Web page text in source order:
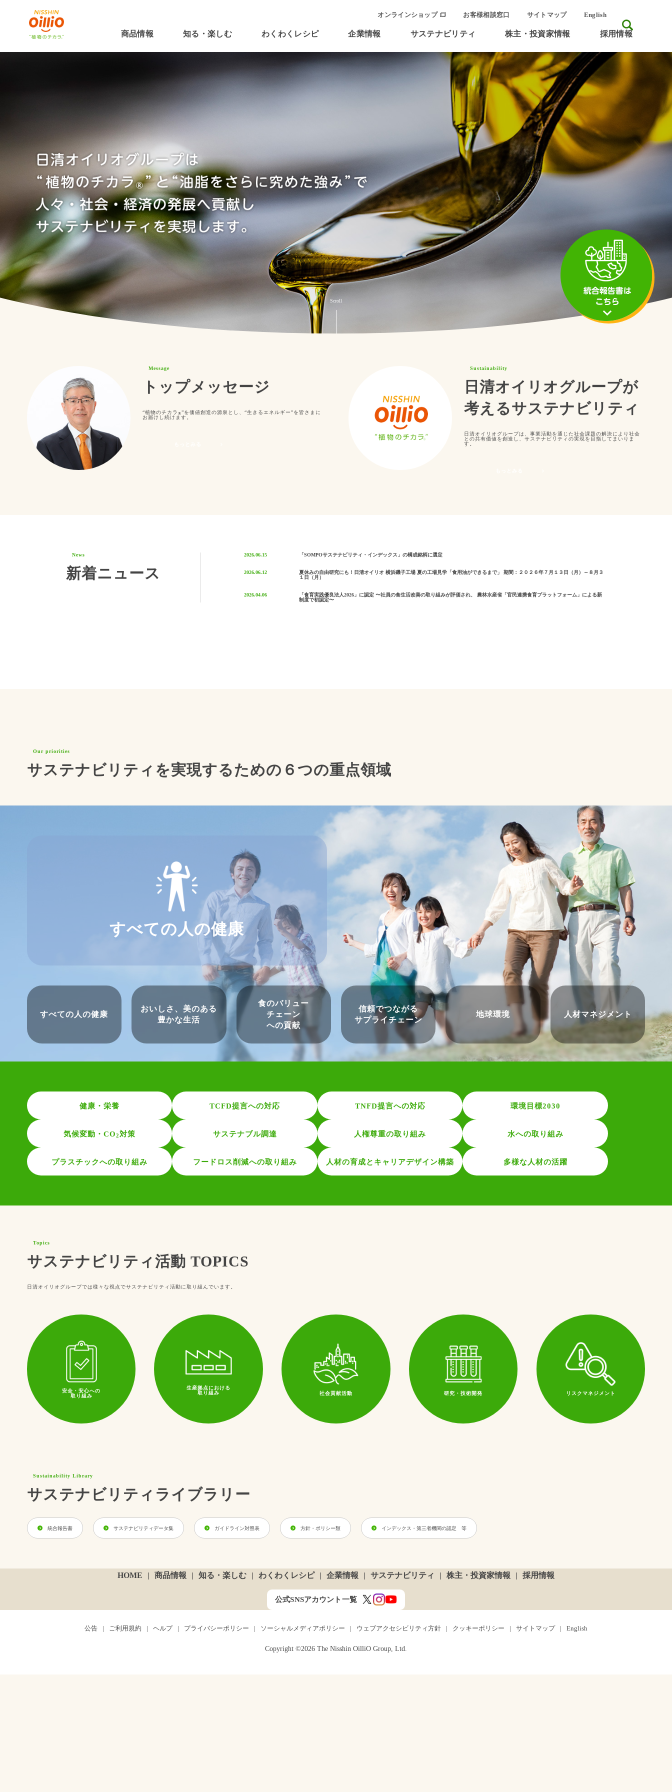
商品情報 知る・楽しむ わくわくレシピ 企業情報 サステナビリティ 株主・投資家情報 採用情報
オンラインショップ お客様相談窓口 サイトマップ English
ト
内
検
Message
トップメッセージ
“植物のチカラ®︎”を価値創造の源泉とし、“生きるエネルギー”を皆さまに
お届けし続けます。
Sustainability
日清オイリオグループが
考えるサステナビリティ
日清オイリオグループは、事業活動を通じた社会課題の解決により社会
との共有価値を創造し、サステナビリティの実現を目指してまいりま
す。
News
新着ニュース
2026.06.15 「SOMPOサステナビリティ・インデックス」の構成銘柄に選定
2026.06.12
夏休みの自由研究にも！日清オイリオ 横浜磯子工場 夏の工場見学「食用油ができるまで」 期間：２０２６年７月１３日（月）～８月３
１日（月）
2026.04.06
「食育実践優良法人2026」に認定 〜社員の食生活改善の取り組みが評価され、 農林水産省「官民連携食育プラットフォーム」による新
制度で初認定〜
Our priorities
サステナビリティを実現するための ６つの重点領域
すべての人の健康
すべての人の健康
おいしさ、 美のある
豊かな生活
食のバリュー
チェーン
への貢献
信頼でつながる
サプライチェーン
地球環境 人材マネジメント
健康・栄養 TCFD提言への対応 TNFD提言への対応 環境目標2030
気候変動・CO2対策 サステナブル調達 人権尊重の取り組み 水への取り組み
プラスチックへの取り組み フードロス削減への取り組み 人材の育成とキャリアデザイン構築 多様な人材の活躍
Topics
サステナビリティ活動 TOPICS
日清オイリオグループでは様々な視点でサステナビリティ活動に取り組んでいます。
安全・安心への
取り組み
生産拠点における
取り組み
社会貢献活動 研究・技術開発 リスクマネジメント
Sustainability Library
サステナビリティライブラリー
統合報告書 サステナビリティデータ集 ガイドライン対照表 方針・ポリシー類 インデックス・第三者機関の認定 等
HOME 商品情報 知る・楽しむ わくわくレシピ 企業情報 サステナビリティ 株主・投資家情報 採用情報
公式SNSアカウント一覧
公告 ご利用規約 ヘルプ プライバシーポリシー ソーシャルメディアポリシー ウェブアクセシビリティ方針 クッキーポリシー サイトマップ English
Copyright ©2026 The Nisshin OilliO Group, Ltd.